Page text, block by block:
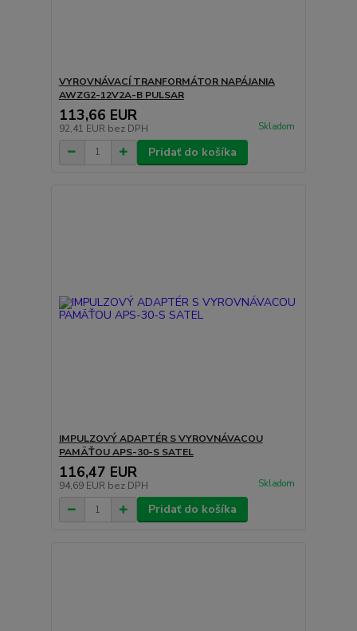
VYROVNÁVACÍ TRANFORMÁTOR NAPÁJANIA
AWZG2-12V2A-B PULSAR
113,66 EUR
92,41 EUR bez DPH Skladom
Pridať do košíka
IMPULZOVÝ ADAPTÉR S VYROVNÁVACOU
PAMÄŤOU APS-30-S SATEL
116,47 EUR
94,69 EUR bez DPH Skladom
Pridať do košíka